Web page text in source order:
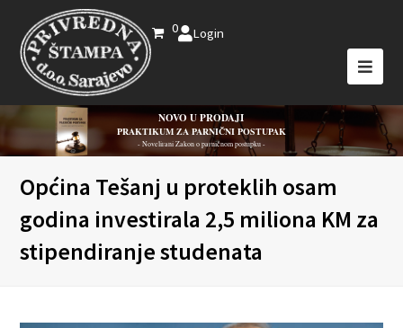
0 Login
NOVO U PRODAJI
PRAKTIKUM ZA PARNIČNI POSTUPAK
- Novelirani Zakon o parničnom postupku -
Općina Tešanj u proteklih osam
godina investirala 2,5 miliona KM za
stipendiranje studenata